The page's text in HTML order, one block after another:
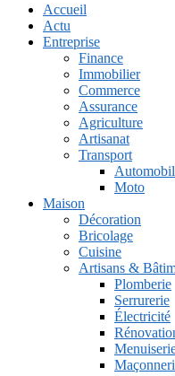
Accueil
Actu
Entreprise
Finance
Immobilier
Commerce
Assurance
Agriculture
Artisanat
Transport
Moto
Maison
Décoration
Bricolage
Cuisine
Artisans &
Plomberie
Serrurerie
Électricité